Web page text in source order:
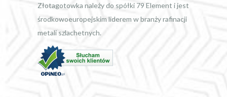
Złotagotowka należy do spółki 79 Element i jest
środkowoeuropejskim liderem w branży rafinacji
metali szlachetnych.